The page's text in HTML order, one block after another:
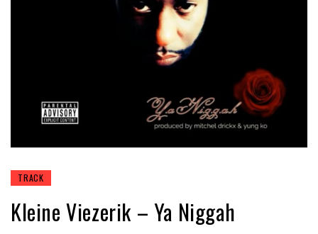
TRACK
Kleine Viezerik – Ya Niggah